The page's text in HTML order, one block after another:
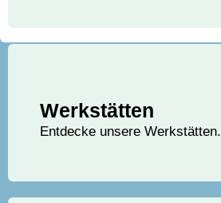
Werkstätten
Entdecke unsere Werkstätten.